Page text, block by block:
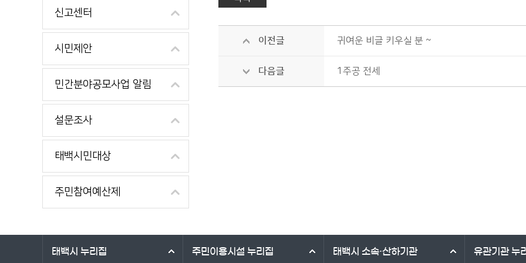
신고센터
시민제안
민간분야공모사업 알림
설문조사
태백시민대상
주민참여예산제
이전글 귀여운 비글 키우실 분 ~
다음글 1주공 전세
태백시 누리집 주민이용시설 누리집 태백시 소속·산하기관 유관기관누